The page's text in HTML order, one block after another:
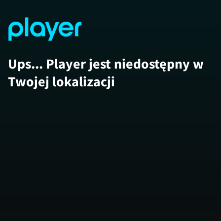
Ups... Player jest niedostępny w
Twojej lokalizacji